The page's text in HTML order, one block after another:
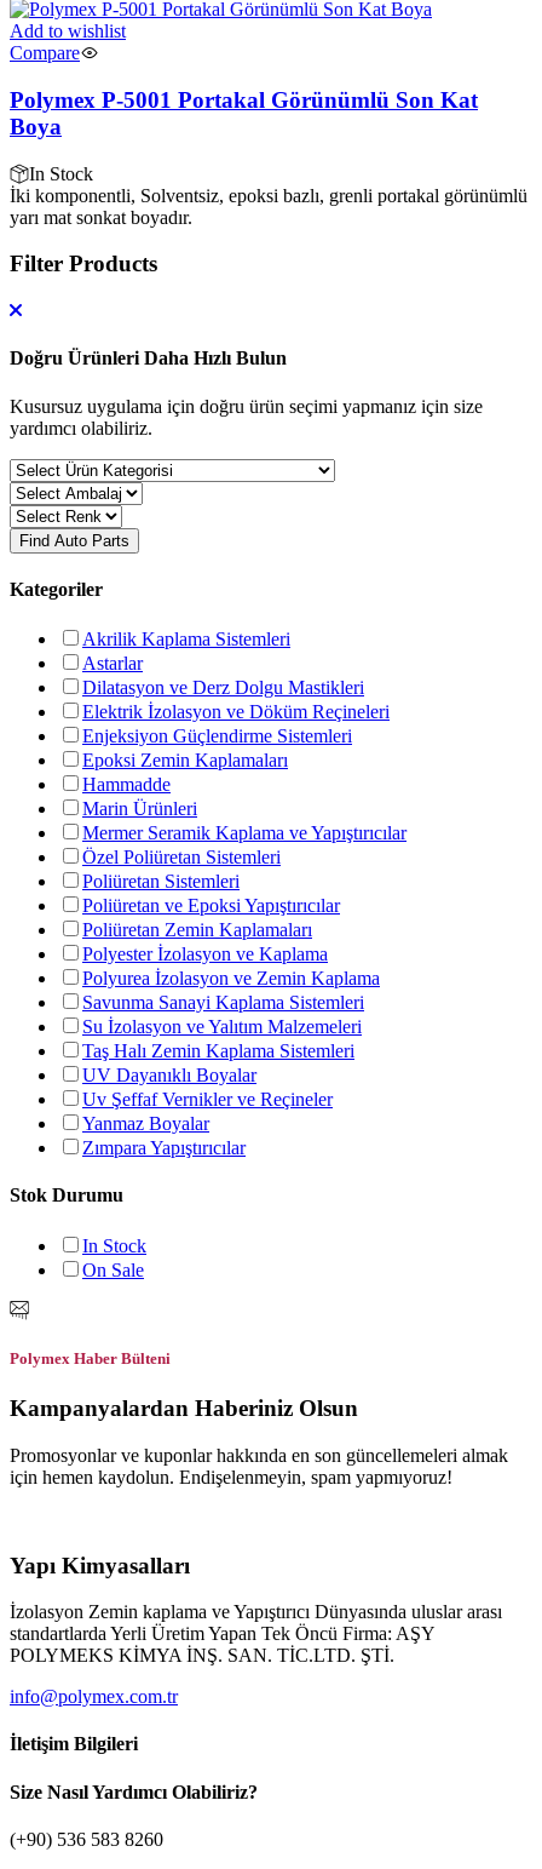
Add to wishlist
Compare
Polymex P-5001 Portakal Görünümlü Son Kat
Boya
In Stock
İki komponentli, Solventsiz, epoksi bazlı, grenli portakal görünümlü
yarı mat sonkat boyadır.
Filter Products
Doğru Ürünleri Daha Hızlı Bulun
Kusursuz uygulama için doğru ürün seçimi yapmanız için size
yardımcı olabiliriz.
Find Auto Parts
Kategoriler
Akrilik Kaplama Sistemleri
Astarlar
Dilatasyon ve Derz Dolgu Mastikleri
Elektrik İzolasyon ve Döküm Reçineleri
Enjeksiyon Güçlendirme Sistemleri
Epoksi Zemin Kaplamaları
Hammadde
Marin Ürünleri
Mermer Seramik Kaplama ve Yapıştırıcılar
Özel Poliüretan Sistemleri
Poliüretan Sistemleri
Poliüretan ve Epoksi Yapıştırıcılar
Poliüretan Zemin Kaplamaları
Polyester İzolasyon ve Kaplama
Polyurea İzolasyon ve Zemin Kaplama
Savunma Sanayi Kaplama Sistemleri
Su İzolasyon ve Yalıtım Malzemeleri
Taş Halı Zemin Kaplama Sistemleri
UV Dayanıklı Boyalar
Uv Şeffaf Vernikler ve Reçineler
Yanmaz Boyalar
Zımpara Yapıştırıcılar
Stok Durumu
In Stock
On Sale
Polymex Haber Bülteni
Kampanyalardan Haberiniz Olsun
Promosyonlar ve kuponlar hakkında en son güncellemeleri almak
için hemen kaydolun. Endişelenmeyin, spam yapmıyoruz!
Yapı Kimyasalları
İzolasyon Zemin kaplama ve Yapıştırıcı Dünyasında uluslar arası
standartlarda Yerli Üretim Yapan Tek Öncü Firma: AŞY
POLYMEKS KİMYA İNŞ. SAN. TİC.LTD. ŞTİ.
info@polymex.com.tr
İletişim Bilgileri
Size Nasıl Yardımcı Olabiliriz?
(+90) 536 583 8260